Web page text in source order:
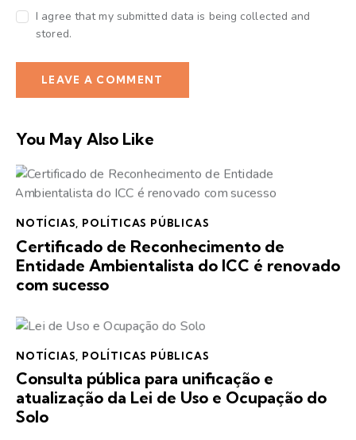
I agree that my submitted data is being collected and
stored.
You May Also Like
NOTÍCIAS, POLÍTICAS PÚBLICAS
Certificado de Reconhecimento de
Entidade Ambientalista do ICC é renovado
com sucesso
NOTÍCIAS POLÍTICAS PÚBLICAS
Consulta pública para unificação e
atualização da Lei de Uso e Ocupação do
Solo